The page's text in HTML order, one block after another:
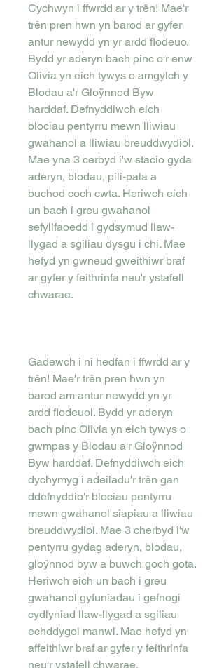
Cychwyn i ffwrdd ar y trên! Mae'r
trên pren hwn yn barod ar gyfer
antur newydd yn yr ardd flodeuo.
Bydd yr aderyn bach pinc o'r enw
Olivia yn eich tywys o amgylch y
Blodau a'r Gloÿnnod Byw
harddaf. Defnyddiwch eich
blociau pentyrru mewn lliwiau
gwahanol a lliwiau breuddwydiol.
Mae yna 3 cerbyd i'w stacio gyda
aderyn, blodau, pili-pala a
buchod coch cwta. Heriwch eich
un bach i greu gwahanol
sefyllfaoedd i gydsymud llaw-
llygad a sgiliau dysgu i chi. Mae
hefyd yn gwneud gweithiwr braf
ar gyfer y feithrinfa neu'r ystafell
chwarae.
Gadewch i ni hedfan i ffwrdd ar y
trên! Mae'r trên pren hwn yn
barod am antur newydd yn yr
ardd flodeuol. Bydd yr aderyn
bach pinc Olivia yn eich tywys o
gwmpas y Blodau a'r Gloÿnnod
Byw harddaf. Defnyddiwch eich
dychymyg i adeiladu'r trên gan
ddefnyddio'r blociau pentyrru
mewn gwahanol siapiau a lliwiau
breuddwydiol. Mae 3 cherbyd i'w
pentyrru gydag aderyn, blodau,
gloÿnnod byw a buwch goch gota.
Heriwch eich un bach i greu
gwahanol gyfuniadau i gefnogi
cydlyniad llaw-llygad a sgiliau
echddygol manwl. Mae hefyd yn
affeithiwr braf ar gyfer y feithrinfa
neu'r ystafell chwarae.